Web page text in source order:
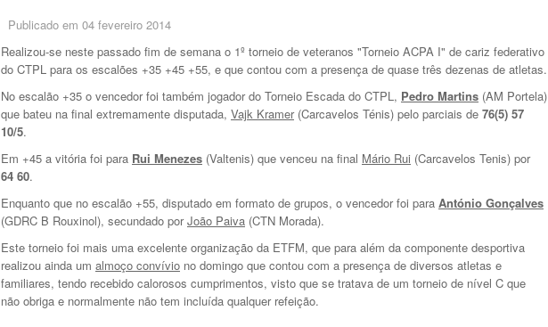
Publicado em 04 fevereiro 2014
Realizou-se neste passado fim de semana o 1º torneio de veteranos "Torneio ACPA I" de cariz federativo
do CTPL para os escalões +35 +45 +55, e que contou com a presença de quase três dezenas de atletas.
No escalão +35 o vencedor foi também jogador do Torneio Escada do CTPL, Pedro Martins (AM Portela)
que bateu na final extremamente disputada, Vajk Kramer(Carcavelos Ténis) pelo parciais de 76(5) 57
10/5.
Em +45 a vitória foi para Rui Menezes (Valtenis) que venceu na final Mário Rui (Carcavelos Tenis) por
64 60.
Enquanto que no escalão +55, disputado em formato de grupos, o vencedor foi para António Gonçalves
(GDRC B Rouxinol), secundado porJoão Paiva (CTN Morada).
Este torneio foi mais uma excelente organização da ETFM, que para além da componente desportiva
realizou ainda um almoço convívio no domingo que contou com a presença de diversos atletas e
familiares, tendo recebido calorosos cumprimentos, visto que se tratava de um torneio de nível C que
não obriga e normalmente não tem incluída qualquer refeição.